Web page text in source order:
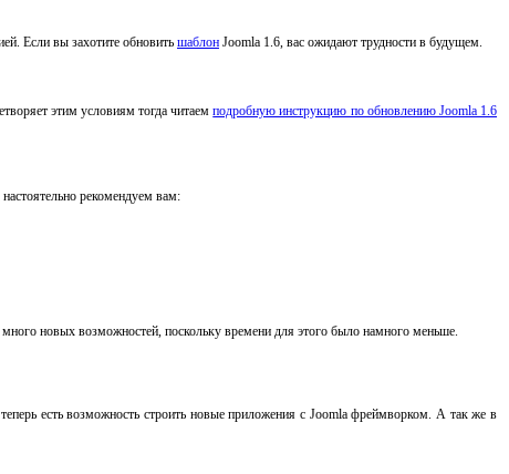
Если вы захотите обновить шаблон Joomla 1.6, вас ожидают трудности в будущем.
этим условиям тогда читаемподробную инструкцию по обновлению Joomla 1.6
рекомендуем вам:
много новых возможностей, поскольку времени для этого было намного меньше.
есть возможность строить новые приложения с Joomla фреймворком. А так же в